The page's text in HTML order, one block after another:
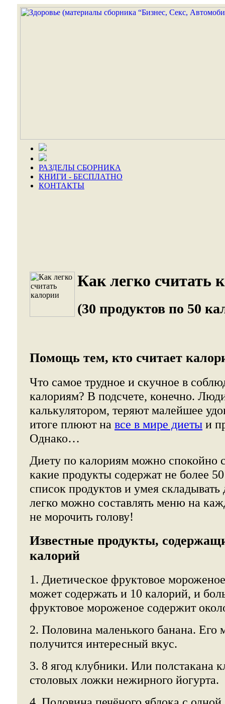
РАЗДЕЛЫ СБОРНИКА
КНИГИ - БЕСПЛАТНО
КОНТАКТЫ
Как легко считать
(30 продуктов по 50
Помощь тем, кто считает
Что самое трудное и скучное в
калориям? В подсчете, конечно.
калькулятором, теряют малейшее
итоге плюют на все в мире диеты и
Однако…
Диету по калориям можно спокойно
какие продукты содержат не более
список продуктов и умея
легко можно составлять меню на
не морочить голову!
Известные продукты,
калорий
1. Диетическое фруктовое
может содержать и 10 калорий, и
фруктовое мороженое содержит
2. Половина маленького банана. Его
получится интересный вкус.
3. 8 ягод клубники. Или полстакана
столовых ложки нежирного йогурта.